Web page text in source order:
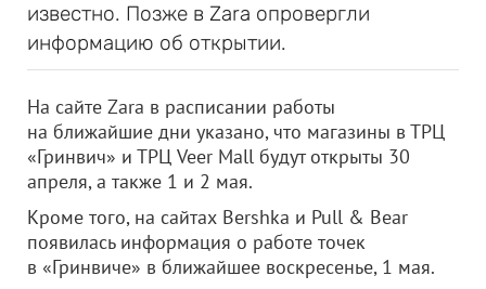
известно. Позже в Zara опровергли
информацию об открытии.
На сайте Zara в расписании работы
на ближайшие дни указано, что магазины в ТРЦ
«Гринвич» и ТРЦ Veer Mall будут открыты 30
апреля, а также 1 и 2 мая.
Кроме того, на сайтах Bershka и Pull & Bear
появилась информация о работе точек
в «Гринвиче» в ближайшее воскресенье, 1 мая.